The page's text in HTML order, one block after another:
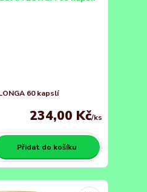
60 kapslí
234,00 Kč/ks
Přidat do košíku